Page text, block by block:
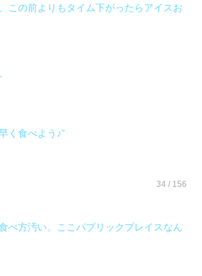
この前よりもタイム下がったらアイスお
く食べよう♪”
34 / 156
べ方汚い。ここパブリックプレイスなん